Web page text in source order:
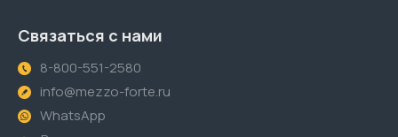
Связаться с нами
8-800-551-2580
info@mezzo-forte.ru
WhatsApp